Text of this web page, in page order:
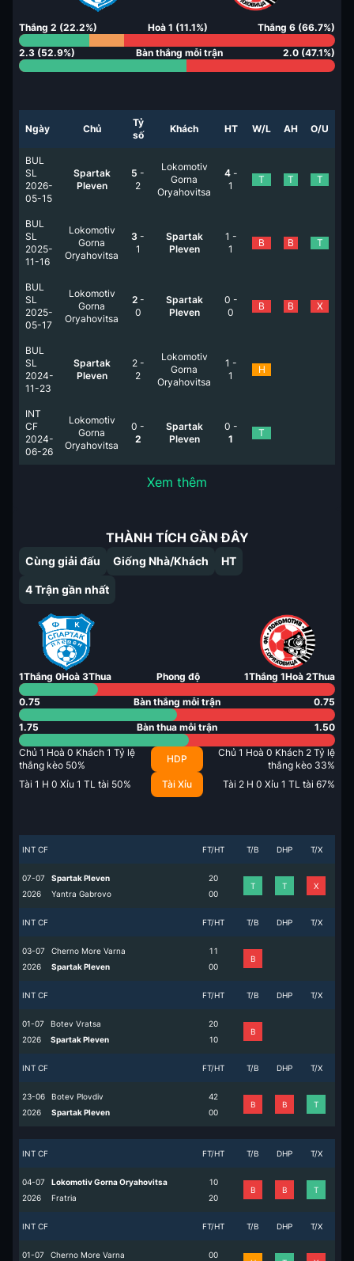
Thắng 2 (22.2%) Hoà 1 (11.1%) Thắng 6 (66.7%)
2.3 (52.9%) Bàn thắng mỗi trận 2.0 (47.1%)
Ngày Chủ
Tỷ
số
Khách HT W/L AH O/U
BUL
SL
2026-
05-15
Spartak
Pleven
5 -
2
Lokomotiv
Gorna
Oryahovitsa
4 -
1
T T T
BUL
SL
2025-
11-16
Lokomotiv
Gorna
Oryahovitsa
3 -
1
Spartak
Pleven
1 -
1
B B T
BUL
SL
2025-
05-17
Lokomotiv
Gorna
Oryahovitsa
2-
0
Spartak
Pleven
0 -
0
B B X
BUL
SL
2024-
11-23
Spartak
Pleven
2-
2
Lokomotiv
Gorna
Oryahovitsa
1 -
1
H
INT
CF
2024-
06-26
Lokomotiv
Gorna
Oryahovitsa
0 -
2
Spartak
Pleven
0 -
1
T
Xem thêm
THÀNH TÍCH GẦN ĐÂY
Cùng giải đấu Giống Nhà/Khách HT
4Trận gần nhất
1Thắng 0Hoà 3Thua Phong độ 1Thắng 1Hoà 2Thua
0.75 Bàn thắng mỗi trận 0.75
1.75 Bàn thua mỗi trận 1.50
Chủ 1 Hoà 0 Khách 1 Tỷ lệ
thắng kèo 50%
HDP
Chủ 1 Hoà 0 Khách 2 Tỷ lệ
thắng kèo 33%
Tài 1 H 0 Xỉu 1 TL tài 50% Tài Xỉu Tài 2 H 0 Xỉu 1 TL tài 67%
INT CF FT/HT T/B DHP T/X
07-07
2026
Spartak Pleven
Yantra Gabrovo
2
0
0
0
T T X
INT CF FT/HT T/B DHP T/X
03-07
2026
Cherno More Varna
Spartak Pleven
1
0
1
0
B
INT CF FT/HT T/B DHP T/X
01-07
2026
Botev Vratsa
Spartak Pleven
2
1
0
0
B
INT CF FT/HT T/B DHP T/X
23-06
2026
Botev Plovdiv
Spartak Pleven
4
0
2
0
B B T
INT CF FT/HT T/B DHP T/X
04-07
2026
Lokomotiv Gorna Oryahovitsa
Fratria
1
2
0
0
B B T
INT CF FT/HT T/B DHP T/X
01-07 Cherno More Varna 00